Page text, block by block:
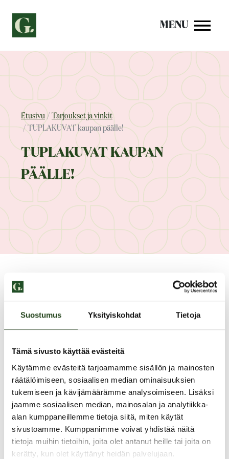
Suostumus Yksityiskohdat Tietoja
Tämä sivusto käyttää evästeitä
Käytämme evästeitä tarjoamamme sisällön ja mainosten
räätälöimiseen, sosiaalisen median ominaisuuksien
tukemiseen ja kävijämäärämme analysoimiseen. Lisäksi
jaamme sosiaalisen median, mainosalan ja analytiikka-
alan kumppaneillemme tietoja siitä, miten käytät
sivustoamme. Kumppanimme voivat yhdistää näitä
tietoja muihin tietoihin, joita olet antanut heille tai joita on
kerätty, kun olet käyttänyt heidän palvelujaan.
sisältöön
MENU
Etusivu
Tarjoukset ja vinkit
TUPLAKUVAT kaupan päälle!
TUPLAKUVAT KAUPAN
PÄÄLLE!
PAHOITTELUT, TARJOUS EI OLE ENÄÄ VOIMASSA